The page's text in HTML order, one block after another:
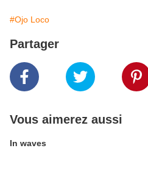
#Ojo Loco
Partager
Vous aimerez aussi
In waves